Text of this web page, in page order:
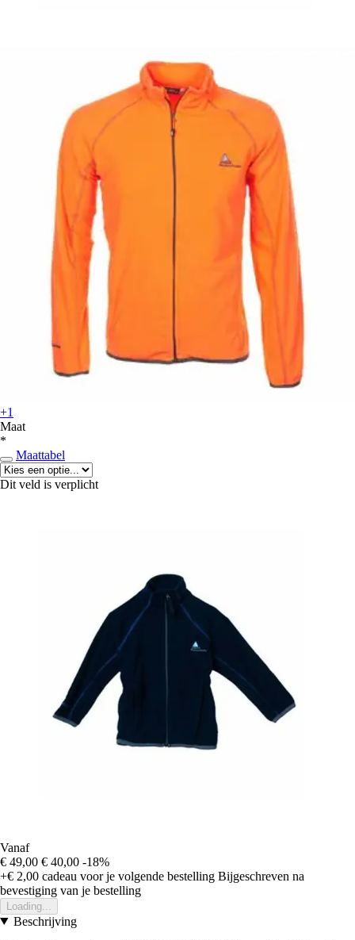
+1
Maat
*
Maattabel
Dit veld is verplicht
Vanaf
€ 49,00 € 40,00 -18%
+€ 2,00 cadeau voor je volgende bestelling Bijgeschreven na
bevestiging van je bestelling
Loading...
Beschrijving